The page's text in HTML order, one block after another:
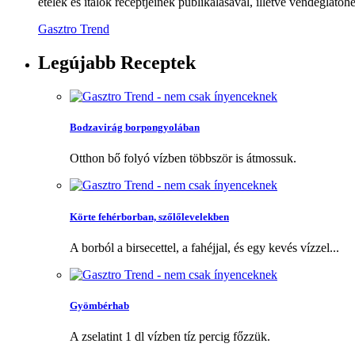
Gasztro Trend
Legújabb Receptek
Bodzavirág borpongyolában
Otthon bő folyó vízben többször is átmossuk.
Körte fehérborban, szőlőlevelekben
A borból a birsecettel, a fahéjjal, és egy kevés vízzel...
Gyömbérhab
A zselatint 1 dl vízben tíz percig főzzük.